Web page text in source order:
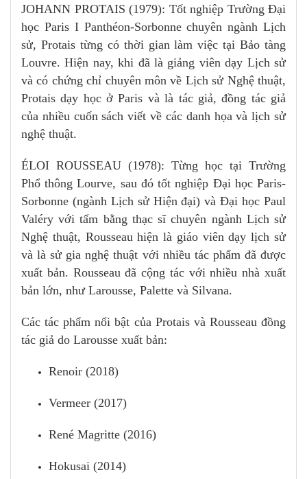
JOHANN PROTAIS (1979): Tốt nghiệp Trường Đại
học Paris I Panthéon-Sorbonne chuyên ngành Lịch
sử, Protais từng có thời gian làm việc tại Bảo tàng
Louvre. Hiện nay, khi đã là giảng viên dạy Lịch sử
và có chứng chỉ chuyên môn về Lịch sử Nghệ thuật,
Protais dạy học ở Paris và là tác giả, đồng tác giả
của nhiều cuốn sách viết về các danh họa và lịch sử
nghệ thuật.
ÉLOI ROUSSEAU (1978): Từng học tại Trường
Phổ thông Lourve, sau đó tốt nghiệp Đại học Paris-
Sorbonne (ngành Lịch sử Hiện đại) và Đại học Paul
Valéry với tấm bằng thạc sĩ chuyên ngành Lịch sử
Nghệ thuật, Rousseau hiện là giáo viên dạy lịch sử
và là sử gia nghệ thuật với nhiều tác phẩm đã được
xuất bản. Rousseau đã cộng tác với nhiều nhà xuất
bản lớn, như Larousse, Palette và Silvana.
Các tác phẩm nổi bật của Protais và Rousseau đồng
tác giả do Larousse xuất bản:
Renoir (2018)
Vermeer (2017)
René Magritte (2016)
Hokusai (2014)